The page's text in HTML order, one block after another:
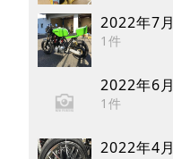
2022年7月
1件
2022年6月
1件
2022年4月